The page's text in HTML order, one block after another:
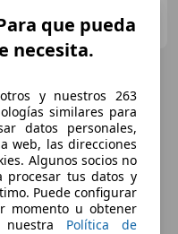
que pueda
necesita.
y nuestros 263
similares para
datos personales,
web, las direcciones
Algunos socios no
procesar tus datos y
Puede configurar
momento u obtener
nuestra Política de